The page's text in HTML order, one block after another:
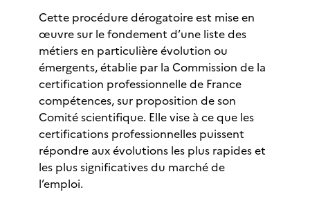
Cette procédure dérogatoire est mise en
œuvre sur le fondement d’une liste des
métiers en particulière évolution ou
émergents, établie par la Commission de la
certification professionnelle de France
compétences, sur proposition de son
Comité scientifique. Elle vise à ce que les
certifications professionnelles puissent
répondre aux évolutions les plus rapides et
les plus significatives du marché de
l’emploi.